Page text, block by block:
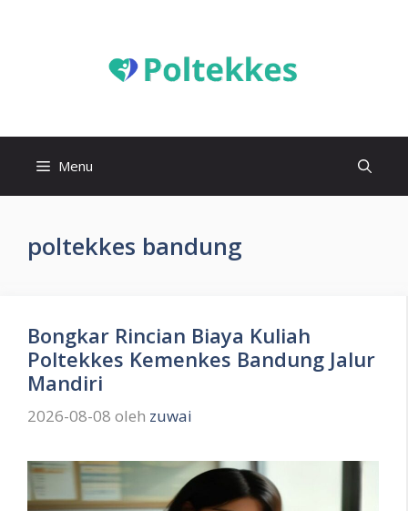
Menu
poltekkes bandung
Bongkar Rincian Biaya Kuliah
Poltekkes Kemenkes Bandung Jalur
Mandiri
2026-08-08 oleh zuwai